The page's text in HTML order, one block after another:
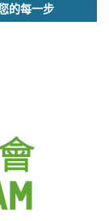
的每一步